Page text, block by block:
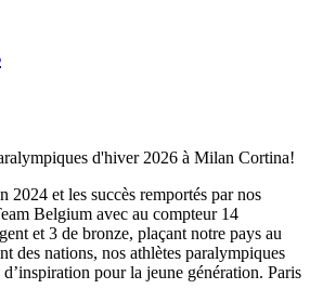
d'hiver 2026 à Milan Cortina!
2024 et les succès remportés par nos
Belgium avec au compteur 14
et 3 de bronze, plaçant notre pays au
des nations, nos athlètes paralympiques
pour la jeune génération. Paris